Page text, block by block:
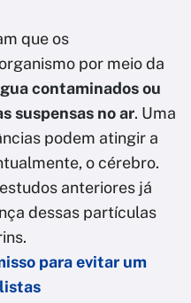
que os
por meio da
contaminados ou
suspensas no ar. Uma
podem atingir a
o cérebro.
anteriores já
dessas partículas
para evitar um